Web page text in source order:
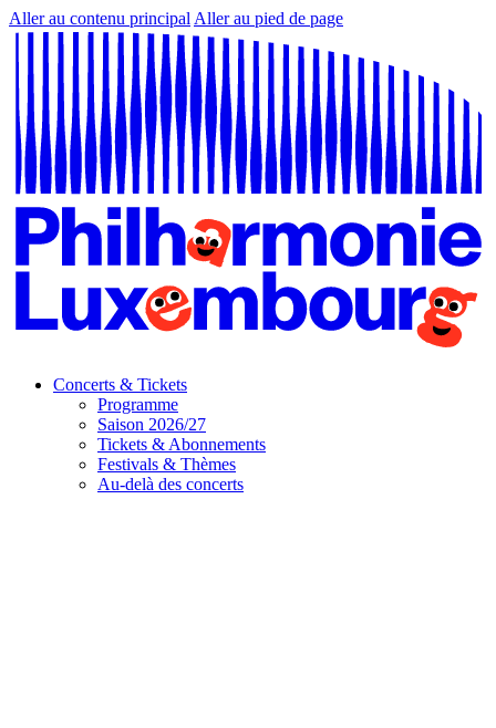
Aller au contenu principal Aller au pied de page
Concerts & Tickets
Programme
Saison 2026/27
Tickets & Abonnements
Festivals & Thèmes
Au-delà des concerts